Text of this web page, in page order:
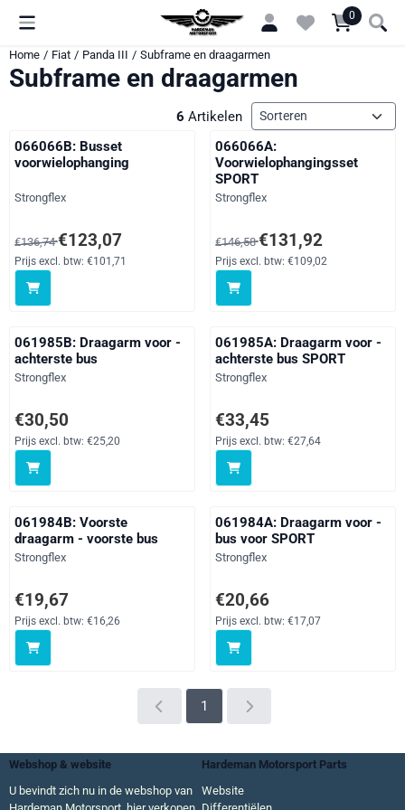
Cookievoorkeuren zijn momenteel gesloten. 0
Home / Fiat / Panda III / Subframe en draagarmen
Subframe en draagarmen
6 Artikelen Sorteermethode
066066B: Busset
voorwielophanging
Merk:
Strongflex
Van 136,74 voor 123,07, exclusief btw: 101,71
€136,74€123,07
Prijs excl. btw: €101,71
066066A:
Voorwielophangingsset
SPORT
Merk:
Strongflex
Van 146,58 voor 131,92,
€146,58€131,92
Prijs excl. btw: €109,02
061985B: Draagarm voor -
achterste bus
Merk:
Strongflex
Prijs: 30,50, exclusief btw: 25,20
€30,50
Prijs excl. btw: €25,20
061985A: Draagarm voor -
achterste bus SPORT
Merk:
Strongflex
Prijs: 33,45, exclusief btw: 27,64
€33,45
Prijs excl. btw: €27,64
061984B: Voorste
draagarm - voorste bus
Merk:
Strongflex
Prijs: 19,67, exclusief btw: 16,26
€19,67
Prijs excl. btw: €16,26
061984A: Draagarm voor -
bus voor SPORT
Merk:
Strongflex
Prijs: 20,66, exclusief btw: 17,07
€20,66
Prijs excl. btw: €17,07
1
Webshop & website
Hardeman Motorsport Parts
U bevindt zich nu in de webshop van
Website